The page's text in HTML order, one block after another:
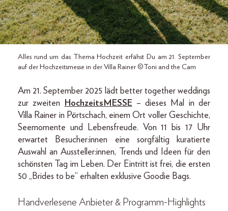
Alles rund um das Thema Hochzeit erfähst Du am 21. September
auf der Hochzeitsmesse in der Villa Rainer ©Toni and the Cam
Am 21. September 2025 lädt better together weddings
zur zweiten
HochzeitsMESSE – dieses Mal in der
Villa Rainer in Pörtschach, einem Ort voller Geschichte,
Seemomente und Lebensfreude. Von 11 bis 17 Uhr
erwartet Besucher:innen eine sorgfältig kuratierte
Auswahl an Aussteller:innen, Trends und Ideen für den
schönsten Tag im Leben. Der Eintritt ist frei, die ersten
50 „Brides to be“ erhalten exklusive Goodie Bags.
Handverlesene Anbieter & Programm-Highlights